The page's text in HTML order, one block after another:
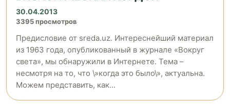
30.04.2013
3395 просмотров
Предисловие от sreda.uz. Интереснейший материал
из 1963 года, опубликованный в журнале «Вокруг
света», мы обнаружили в Интернете. Тема –
несмотря на то, что \»когда это было\», актуальна.
Можем представить, как...